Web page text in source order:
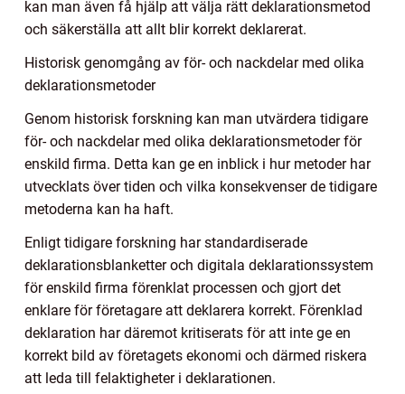
kan man även få hjälp att välja rätt deklarationsmetod
och säkerställa att allt blir korrekt deklarerat.
Historisk genomgång av för- och nackdelar med olika
deklarationsmetoder
Genom historisk forskning kan man utvärdera tidigare
för- och nackdelar med olika deklarationsmetoder för
enskild firma. Detta kan ge en inblick i hur metoder har
utvecklats över tiden och vilka konsekvenser de tidigare
metoderna kan ha haft.
Enligt tidigare forskning har standardiserade
deklarationsblanketter och digitala deklarationssystem
för enskild firma förenklat processen och gjort det
enklare för företagare att deklarera korrekt. Förenklad
deklaration har däremot kritiserats för att inte ge en
korrekt bild av företagets ekonomi och därmed riskera
att leda till felaktigheter i deklarationen.